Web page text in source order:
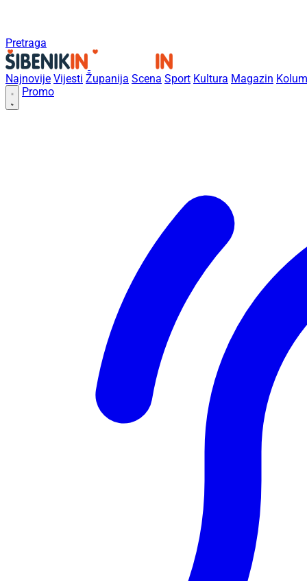
Pretraga
Najnovije Vijesti Županija Scena Sport Kultura Magazin
Promo